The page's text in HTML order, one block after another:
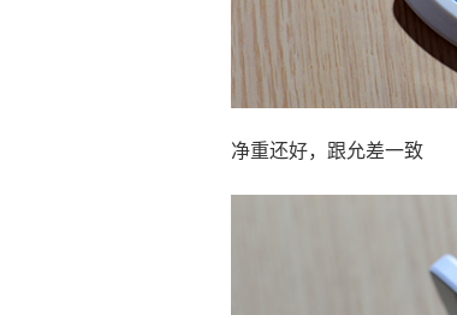
净重还好，跟允差一致